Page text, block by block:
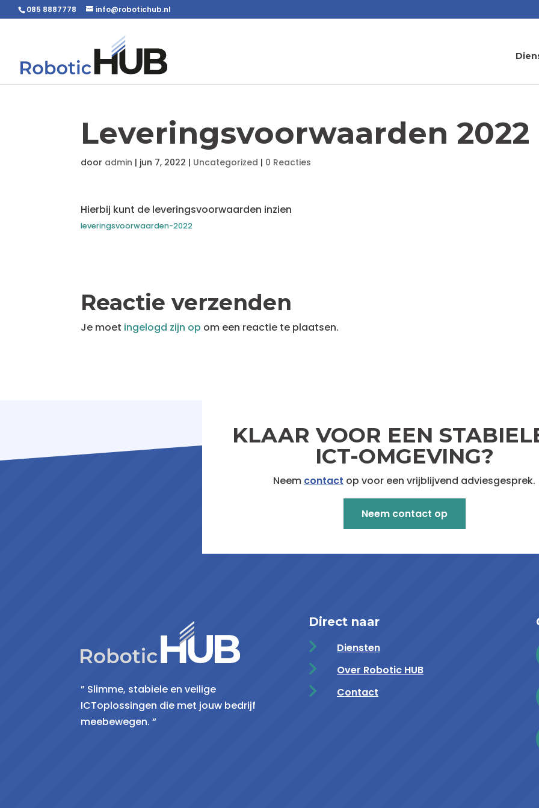
085 8887778 info@robotichub.nl
Leveringsvoorwaarden 2022
door admin | jun 7, 2022 | Uncategorized | 0 Reacties
Hierbij kunt de leveringsvoorwaarden inzien
leveringsvoorwaarden-2022
Reactie verzenden
Je moet ingelogd zijn op om een reactie te plaatsen.
KLAAR VOOR EEN
ICT-OMGEVING?
Neem contact op voor een vrijblijvend adviesgesprek.
Neem contact op
” Slimme, stabiele en veilige
ICToplossingen die met jouw bedrijf
meebewegen. “
Direct naar

Diensten

Over Robotic HUB

Contact